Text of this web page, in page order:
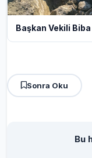
Başkan Vekili
Sonra Oku
Bu